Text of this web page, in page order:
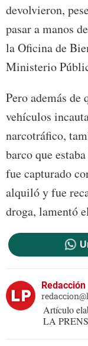
devolvieron,
pasar a manos
la Oficina de
Ministerio
Pero además de
vehículos
narcotráfico,
barco que
fue capturado
alquiló y fue
droga, lamentó
Redacción
Artículo
LA